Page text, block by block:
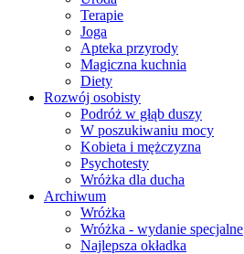
Terapie
Joga
Apteka przyrody
Magiczna kuchnia
Diety
Rozwój osobisty
Podróż w głąb duszy
W poszukiwaniu mocy
Kobieta i mężczyzna
Psychotesty
Wróżka dla ducha
Archiwum
Wróżka
Wróżka - wydanie specjalne
Najlepsza okładka